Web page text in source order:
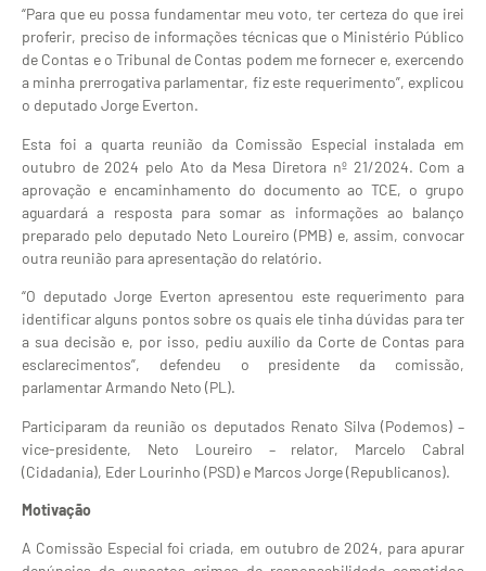
“Para que eu possa fundamentar meu voto, ter certeza do que irei
proferir, preciso de informações técnicas que o Ministério Público
de Contas e o Tribunal de Contas podem me fornecer e, exercendo
a minha prerrogativa parlamentar, fiz este requerimento”, explicou
o deputado Jorge Everton.
Esta foi a quarta reunião da Comissão Especial instalada em
outubro de 2024 pelo Ato da Mesa Diretora nº 21/2024. Com a
aprovação e encaminhamento do documento ao TCE, o grupo
aguardará a resposta para somar as informações ao balanço
preparado pelo deputado Neto Loureiro (PMB) e, assim, convocar
outra reunião para apresentação do relatório.
“O deputado Jorge Everton apresentou este requerimento para
identificar alguns pontos sobre os quais ele tinha dúvidas para ter
a sua decisão e, por isso, pediu auxílio da Corte de Contas para
esclarecimentos”, defendeu o presidente da comissão,
parlamentar Armando Neto (PL).
Participaram da reunião os deputados Renato Silva (Podemos) –
vice-presidente, Neto Loureiro – relator, Marcelo Cabral
(Cidadania), Eder Lourinho (PSD) e Marcos Jorge (Republicanos).
Motivação
A Comissão Especial foi criada, em outubro de 2024, para apurar